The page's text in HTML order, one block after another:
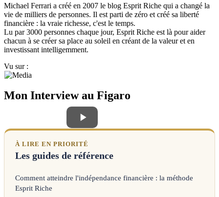
Michael Ferrari a créé en 2007 le blog Esprit Riche qui a changé la
vie de milliers de personnes. Il est parti de zéro et créé sa liberté
financière : la vraie richesse, c'est le temps.
Lu par 3000 personnes chaque jour, Esprit Riche est là pour aider
chacun à se créer sa place au soleil en créant de la valeur et en
investissant intelligemment.
Vu sur :
Mon Interview au Figaro
À LIRE EN PRIORITÉ
Les guides de référence
Comment atteindre l'indépendance financière : la méthode
Esprit Riche